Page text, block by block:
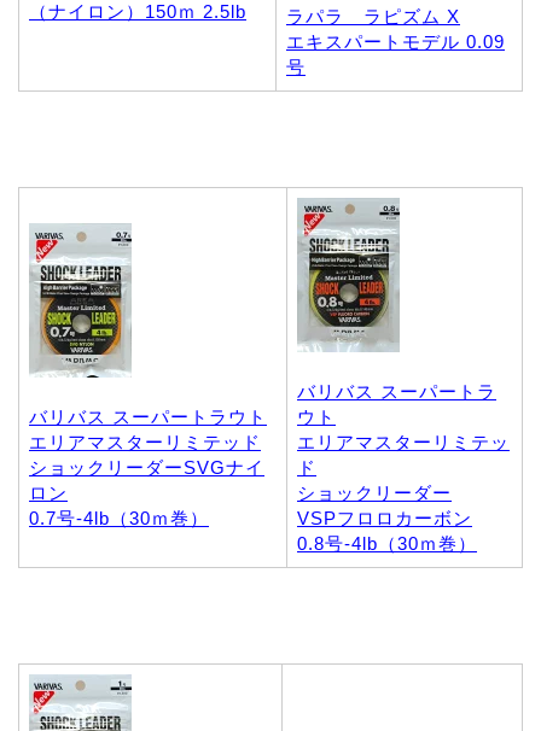
（ナイロン）150ｍ 2.5lb
ラパラ ラピズム X
エキスパートモデル 0.09
号
バリバス スーパートラウト
エリアマスターリミテッド
ショックリーダーSVGナイ
ロン
0.7号-4lb（30ｍ巻）
バリバス スーパートラ
ウト
エリアマスターリミテッ
ド
ショックリーダー
VSPフロロカーボン
0.8号-4lb（30ｍ巻）